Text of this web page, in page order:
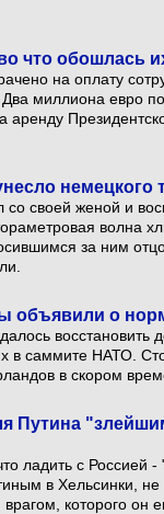
что обошлась
на оплату
миллиона евро
своей женой и
волна
за ним
объявили о
в саммите НАТО.
в скором
Путина
ладить с Россией -
в Хельсинки,
которого он